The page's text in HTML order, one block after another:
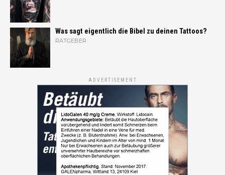
Was sagt eigentlich die Bibel zu deinen Tattoos?
RATGEBER
ADVERTISEMENT